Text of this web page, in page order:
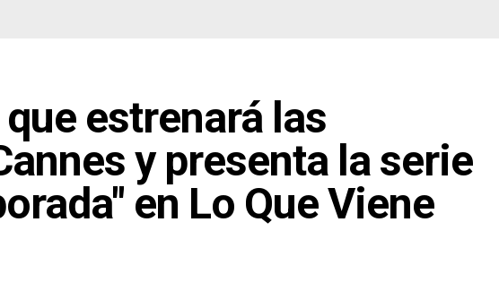
estrenará las
y presenta la serie
en Lo Que Viene